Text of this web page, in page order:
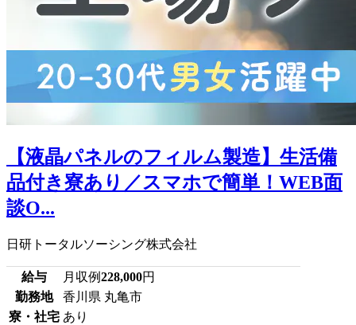
【液晶パネルのフィルム製造】生活備
品付き寮あり／スマホで簡単！WEB面
談O...
日研トータルソーシング株式会社
給与 月収例228,000円
勤務地
香川県 丸亀市
寮・社宅 あり